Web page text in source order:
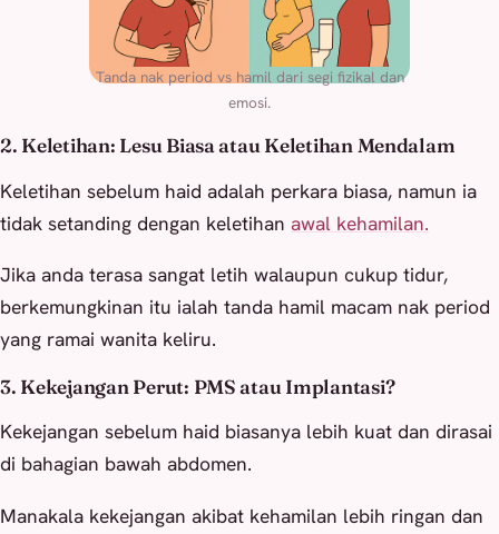
Tanda nak period vs hamil dari segi fizikal dan
emosi.
2. Keletihan: Lesu Biasa atau Keletihan Mendalam
Keletihan sebelum haid adalah perkara biasa, namun ia
tidak setanding dengan keletihan awal kehamilan.
Jika anda terasa sangat letih walaupun cukup tidur,
berkemungkinan itu ialah tanda hamil macam nak period
yang ramai wanita keliru.
3. Kekejangan Perut: PMS atau Implantasi?
Kekejangan sebelum haid biasanya lebih kuat dan dirasai
di bahagian bawah abdomen.
Manakala kekejangan akibat kehamilan lebih ringan dan